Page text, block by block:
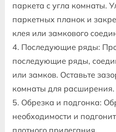
паркета с угла комнаты.
паркетных планок и
клея или замкового
4. Последующие ряды:
последующие ряды,
или замков. Оставьте
комнаты для расширения.
5. Обрезка и подгонка:
необходимости и